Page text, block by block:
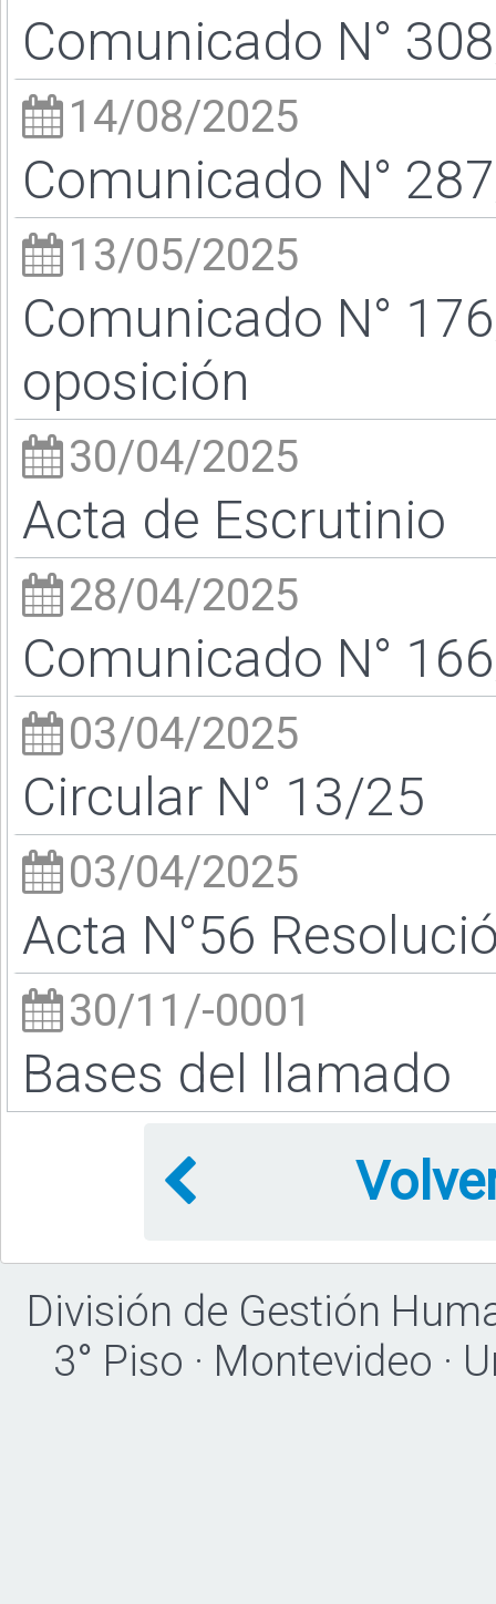
Comunicado N°
14/08/2025
Comunicado N°
13/05/2025
Comunicado N°
oposición
30/04/2025
Acta de Escrutinio
28/04/2025
Comunicado N°
03/04/2025
Circular N° 13/25
03/04/2025
Acta N°56
30/11/-0001
Bases del llamado
División de Gestión
3° Piso · Montevideo ·